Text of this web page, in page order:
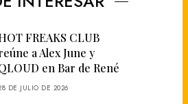
FREAKS CLUB
a Alex June y
en Bar de René
DE JULIO DE 2026